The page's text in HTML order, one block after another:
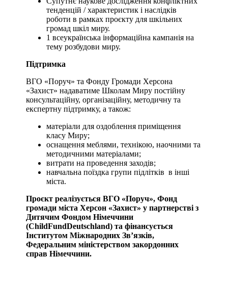
тенденцій / характеристик і наслідків
роботи в рамках проєкту для шкільних
громад шкіл миру.
1 всеукраїнська інформаційна кампанія на
тему розбудови миру.
Підтримка
ВГО «Поруч» та Фонду Громади Херсона
«Захист» надаватиме Школам Миру постійну
консультаційну, організаційну, методичну та
експертну підтримку, а також:
матеріали для оздоблення приміщення
класу Миру;
оснащення меблями, технікою, наочними та
методичними матеріалами;
витрати на проведення заходів;
навчальна поїздка групи підлітків в інші
міста.
Проєкт реалізується ВГО «Поруч», Фонд
громади міста Херсон «Захист» у партнерстві з
Дитячим Фондом Німеччини
(ChildFundDeutschland) та фінансується
Інститутом Міжнародних Зв’язків,
Федеральним міністерством закордонних
справ Німеччини.